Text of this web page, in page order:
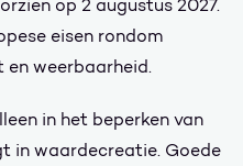
op 2 augustus 2027.
eisen rondom
en weerbaarheid.
in het beperken van
in waardecreatie. Goede